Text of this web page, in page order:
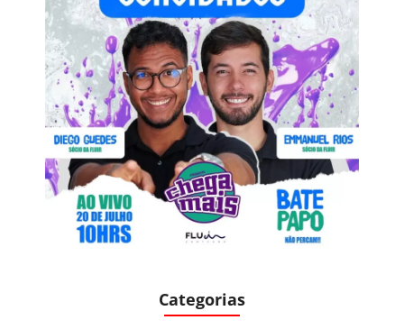
Categorias